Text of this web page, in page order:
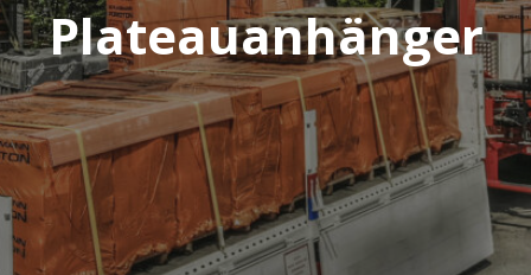
Plateauanhänger